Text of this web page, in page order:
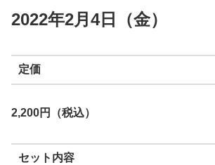
2022年2月4日（金）
定価
2,200円（税込）
セット内容